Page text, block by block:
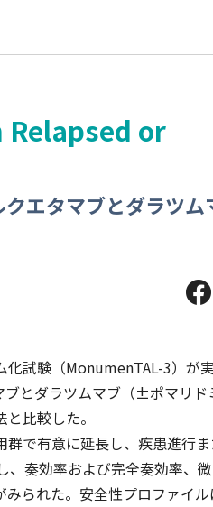
or
エタマブとダラツム
試験（MonumenTAL-3）が
ブとダラツムマブ（±ポマリド
比較した。
で有意に延長し、疾患進行
奏効率および完全奏効率、
られた。安全性プロファイ